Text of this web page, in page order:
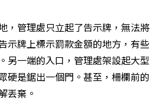
，管理處只立起了告示牌，無法將
示牌上標示罰款金額的地方，有些
另一端的入口，管理處架設起大型
硬是鋸出一個門。甚至，柵欄前的
丟棄。